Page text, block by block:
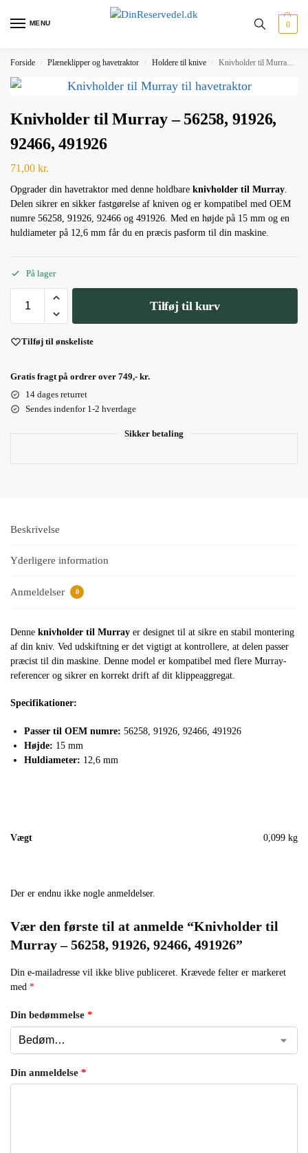
MENU 0
Forside / Plæneklipper og havetraktor / Holdere til knive / Knivholder til Murray – 56258, 91926, 92466, 491926
Knivholder til Murray – 56258, 91926,
92466, 491926
71,00 kr.
Opgrader din havetraktor med denne holdbare knivholder til Murray
Delen sikrer en sikker fastgørelse af kniven og er kompatibel med OEM
numre 56258, 91926, 92466 og 491926. Med en højde på 15 mm og en
huldiameter på 12,6 mm får du en præcis pasform til din maskine.
På lager
Tilføj til kurv
Tilføj til ønskeliste
Gratis fragt på ordrer over 749,- kr.
14 dages returret
Sendes indenfor 1-2 hverdage
Sikker betaling
Beskrivelse
Yderligere information
Anmeldelser 0
Denne knivholder til Murray er designet til at sikre en stabil montering
af din kniv. Ved udskiftning er det vigtigt at kontrollere, at delen passer
præcist til din maskine. Denne model er kompatibel med flere Murray-
referencer og sikrer en korrekt drift af dit klippeaggregat.
Specifikationer:
Passer til OEM numre: 56258, 91926, 92466, 491926
Højde: 15 mm
Huldiameter: 12,6 mm
Vægt 0,099 kg
Der er endnu ikke nogle anmeldelser.
Vær den første til at anmelde “Knivholder til
Murray – 56258, 91926, 92466, 491926”
Din e-mailadresse vil ikke blive publiceret. Krævede felter er markeret
med *
Din bedømmelse *
Din anmeldelse *